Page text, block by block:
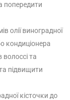
попередити
олії виноградної
кондиціонера
та
підвищити
кісточки до